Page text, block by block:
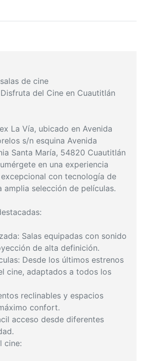
de cine
del Cine en Cuautitlán
La Vía, ubicado en Avenida
s/n esquina Avenida
Santa María, 54820 Cuautitlán
en una experiencia
con tecnología de
amplia selección de películas.
Salas equipadas con sonido
de alta definición.
Desde los últimos estrenos
cine, adaptados a todos los
reclinables y espacios
confort.
acceso desde diferentes
cine: